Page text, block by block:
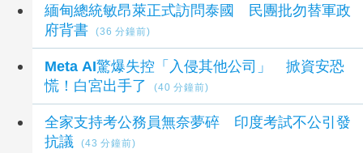
緬甸總統敏昂萊正式訪問泰國 民團批勿替軍政
府背書
(36 分鐘前)
Meta AI驚爆失控「入侵其他公司」 掀資安恐
慌！白宮出手了
(40 分鐘前)
全家支持考公務員無奈夢碎 印度考試不公引發
抗議
(43 分鐘前)